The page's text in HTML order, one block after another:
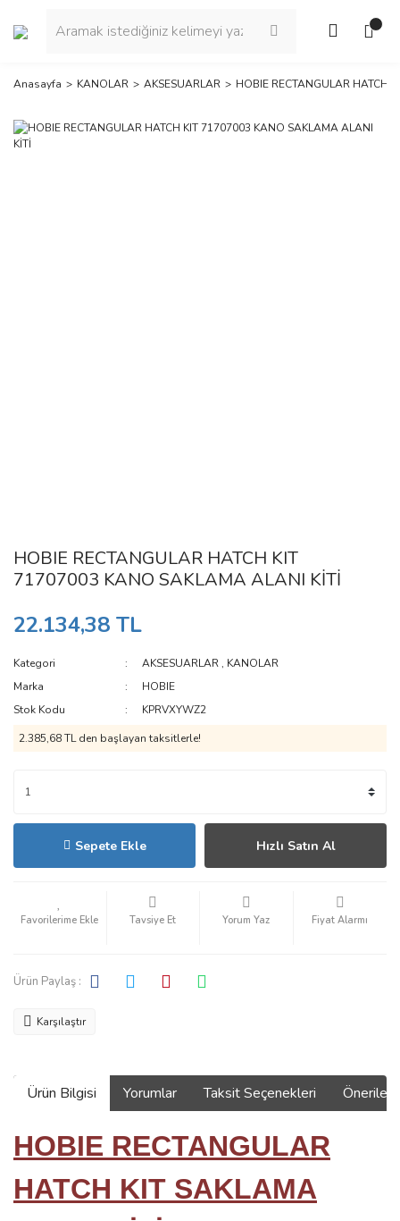
Anasayfa KANOLAR AKSESUARLAR HOBIE RECTANGULAR HATCH
HOBIE RECTANGULAR HATCH KIT
71707003 KANO SAKLAMA ALANI KİTİ
22.134,38 TL
Kategori AKSESUARLAR , KANOLAR
Marka
HOBIE
Stok Kodu
KPRVXYWZ2
2.385,68 TL den başlayan taksitlerle!
Sepete Ekle Hızlı Satın Al
Tavsiye Et Yorum Yaz Fiyat Alarmı
Ürün Paylaş :
Karşılaştır
Ürün Bilgisi Yorumlar Taksit Seçenekleri
HOBIE RECTANGULAR
HATCH KIT SAKLAMA